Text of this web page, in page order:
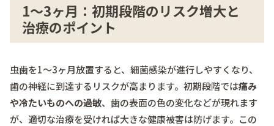
1～3ヶ月：初期段階のリスク増大と
治療のポイント
虫歯を1～3ヶ月放置すると、細菌感染が進行しやすくなり、
歯の神経に到達するリスクが高まります。初期段階では痛み
や冷たいものへの過敏、歯の表面の色の変化などが現れます
が、適切な治療を受ければ大きな健康被害は防げます。この